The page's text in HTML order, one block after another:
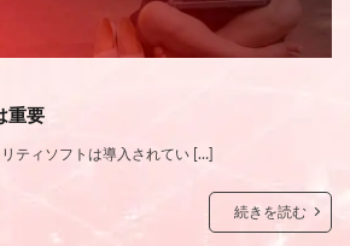
重要
ティソフトは導入されてい […]
続きを読む